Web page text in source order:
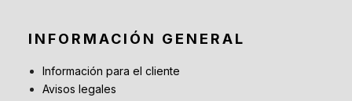
INFORMACIÓN GENERAL
Información para el cliente
Avisos legales